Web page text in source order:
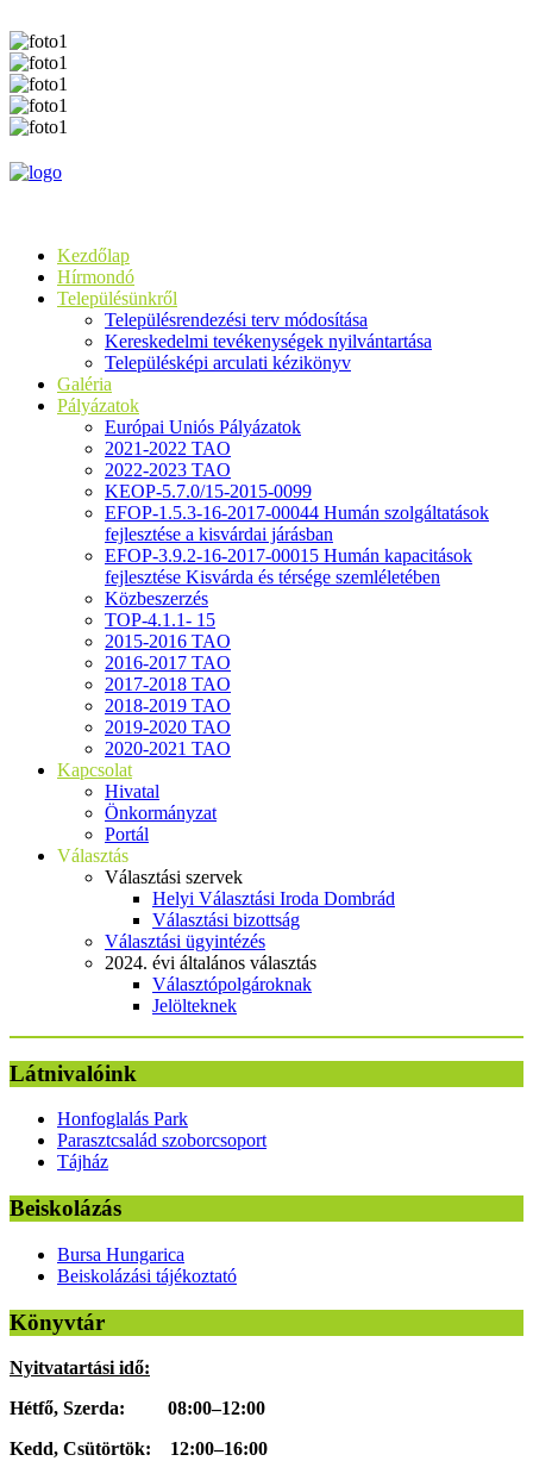
Kezdőlap
Hírmondó
Településünkről
Településrendezési terv módosítása
Kereskedelmi tevékenységek nyilvántartása
Településképi arculati kézikönyv
Galéria
Pályázatok
Európai Uniós Pályázatok
2021-2022 TAO
2022-2023 TAO
KEOP-5.7.0/15-2015-0099
EFOP-1.5.3-16-2017-00044 Humán szolgáltatások
fejlesztése a kisvárdai járásban
EFOP-3.9.2-16-2017-00015 Humán kapacitások
fejlesztése Kisvárda és térsége szemléletében
Közbeszerzés
TOP-4.1.1- 15
2015-2016 TAO
2016-2017 TAO
2017-2018 TAO
2018-2019 TAO
2019-2020 TAO
2020-2021 TAO
Kapcsolat
Hivatal
Önkormányzat
Portál
Választás
Választási szervek
Helyi Választási Iroda Dombrád
Választási bizottság
Választási ügyintézés
2024. évi általános választás
Választópolgároknak
Jelölteknek
Látnivalóink
Honfoglalás Park
Parasztcsalád szoborcsoport
Tájház
Beiskolázás
Bursa Hungarica
Beiskolázási tájékoztató
Könyvtár
Nyitvatartási idő:
Hétfő, Szerda: 08:00–12:00
Kedd, Csütörtök: 12:00–16:00